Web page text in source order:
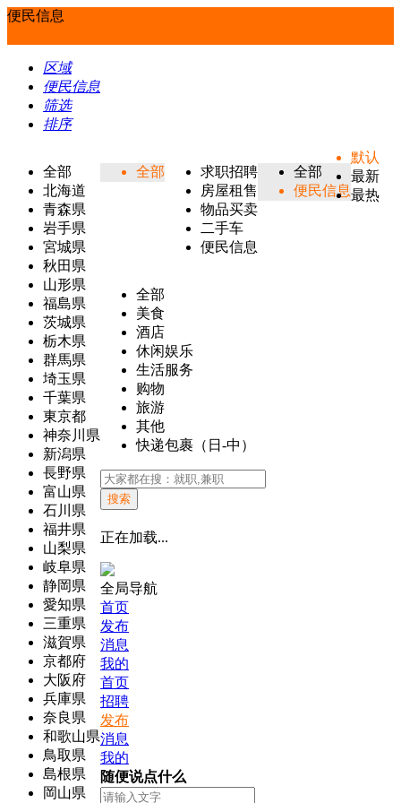
便民信息
区域
便民信息
筛选
排序
全部
北海道
青森県
岩手県
宮城県
秋田県
山形県
福島県
茨城県
栃木県
群馬県
埼玉県
千葉県
東京都
神奈川県
新潟県
長野県
富山県
石川県
福井県
山梨県
岐阜県
静岡県
愛知県
三重県
滋賀県
京都府
大阪府
兵庫県
奈良県
和歌山県
鳥取県
島根県
岡山県
全部
求职招聘
房屋租售
物品买卖
二手车
便民信息
全部
便民信息
全部
美食
酒店
休闲娱乐
生活服务
购物
旅游
其他
快递包裹（日-中）
默认
最新
最热
搜索
正在加载...
全局导航
首页
发布
消息
我的
首页
招聘
发布
消息
我的
随便说点什么